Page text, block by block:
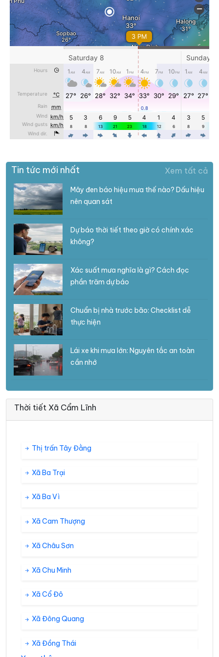
Tin tức mới nhất Xem tất cả
Mây đen báo hiệu mưa thế nào? Dấu hiệu
nên quan sát
Dự báo thời tiết theo giờ có chính xác
không?
Xác suất mưa nghĩa là gì? Cách đọc
phần trăm dự báo
Chuẩn bị nhà trước bão: Checklist dễ
thực hiện
Lái xe khi mưa lớn: Nguyên tắc an toàn
cần nhớ
Thời tiết Xã Cẩm Lĩnh
Thị trấn Tây Đằng
Xã Ba Trại
Xã Ba Vì
Xã Cam Thượng
Xã Châu Sơn
Xã Chu Minh
Xã Cổ Đô
Xã Đông Quang
Xã Đồng Thái